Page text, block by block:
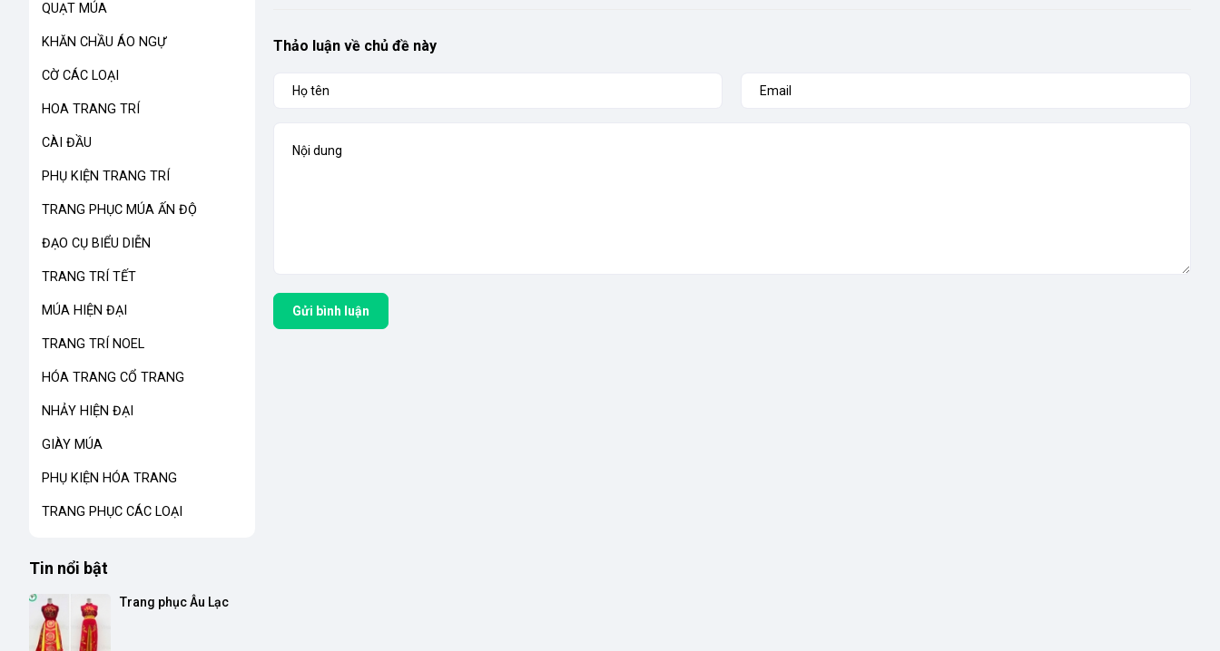
Thảo luận về chủ đề này
Gửi bình luận
QUẠT MÚA
KHĂN CHẦU ÁO NGỰ
CỜ CÁC LOẠI
HOA TRANG TRÍ
CÀI ĐẦU
PHỤ KIỆN TRANG TRÍ
TRANG PHỤC MÚA ẤN ĐỘ
ĐẠO CỤ BIỂU DIỄN
TRANG TRÍ TẾT
MÚA HIỆN ĐẠI
TRANG TRÍ NOEL
HÓA TRANG CỔ TRANG
NHẢY HIỆN ĐẠI
GIÀY MÚA
PHỤ KIỆN HÓA TRANG
TRANG PHỤC CÁC LOẠI
Tin nổi bật
Trang phục Âu Lạc